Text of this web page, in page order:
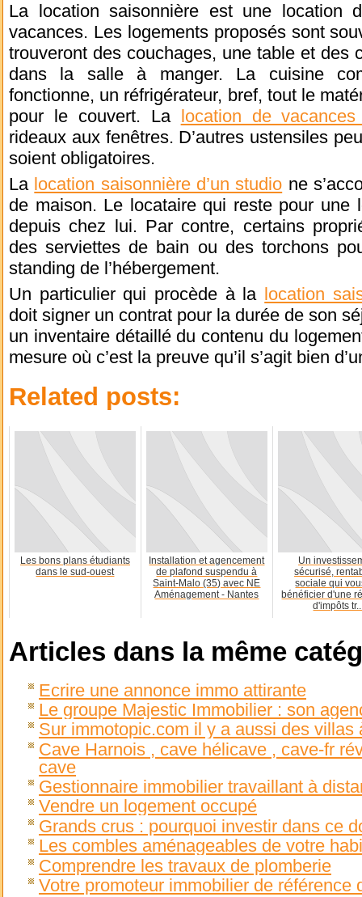
La location saisonnière est une location
vacances. Les logements proposés sont
trouveront des couchages, une table et des
dans la salle à manger. La cuisine
fonctionne, un réfrigérateur, bref, tout le
pour le couvert. La
location de
rideaux aux fenêtres. D’autres ustensiles
soient obligatoires.
La location saisonnière d’un studio ne
de maison. Le locataire qui reste pour une
depuis chez lui. Par contre, certains
des serviettes de bain ou des torchons
standing de l’hébergement.
Un particulier qui procède à la location
doit signer un contrat pour la durée de son
un inventaire détaillé du contenu du
mesure où c’est la preuve qu’il s’agit bien
Related posts:
Les bons plans étudiants
dans le sud-ouest
Installation et agencement
de plafond suspendu à
Saint-Malo (35) avec NE
Aménagement - Nantes
Un
sécurisé,
sociale qui
bénéficier d'une
d'impôts
Articles dans la même
Ecrire une annonce immo attirante
Le groupe Majestic Immobilier : son
Sur immotopic.com il y a aussi des villas
Cave Harnois , cave hélicave , cave-fr
cave
Gestionnaire immobilier travaillant à
Vendre un logement occupé
Grands crus : pourquoi investir dans ce
Les combles aménageables de votre
Comprendre les travaux de plomberie
Votre promoteur immobilier de référence